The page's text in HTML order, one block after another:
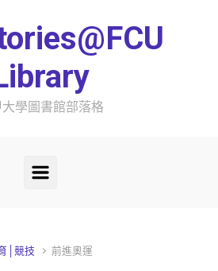
學圖書館部落格
│競技 前進奧運